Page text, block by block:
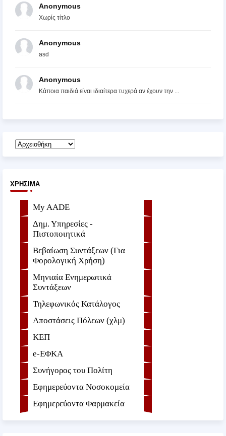
Anonymous
Χωρίς τίτλο
Anonymous
asd
Anonymous
Κάποια παιδιά είναι ιδιαίτερα τυχερά αν έχουν την ...
ΧΡΉΣΙΜΑ
My AADE
Δημ. Υπηρεσίες -
Πιστοποιητικά
Βεβαίωση Συντάξεων (Για
Φορολογική Χρήση)
Μηνιαία Ενημερωτικά
Συντάξεων
Τηλεφωνικός Κατάλογος
Αποστάσεις Πόλεων (χλμ)
ΚΕΠ
e-ΕΦKA
Συνήγορος του Πολίτη
Εφημερεύοντα Νοσοκομεία
Εφημερεύοντα Φαρμακεία